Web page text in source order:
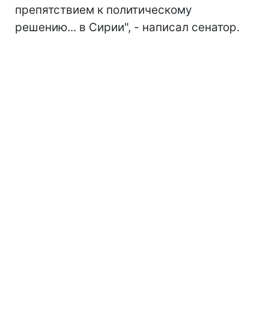
препятствием к политическому
решению... в Сирии", - написал сенатор.